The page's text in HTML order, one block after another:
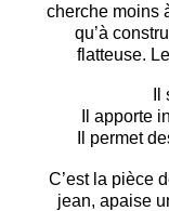
cherche moins
qu’à
flatteuse.
Il apporte
Il permet
C’est la pièce
jean, apaise